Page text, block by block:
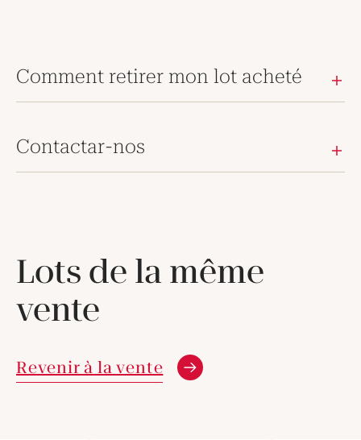
Comment retirer mon lot acheté
Contactar-nos
Lots de la même
vente
Revenir à la vente